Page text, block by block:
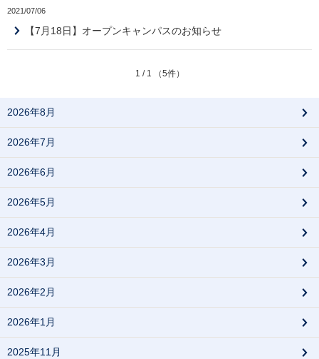
2021/07/06
【7月18日】オープンキャンパスのお知らせ
1 / 1 （5件）
2026年8月
2026年7月
2026年6月
2026年5月
2026年4月
2026年3月
2026年2月
2026年1月
2025年11月